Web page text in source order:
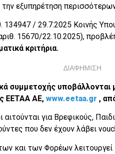
εξυπηρέτηση
134947 / 29.7.2025 Κοινής
15670/22.10.2025),
κριτήρια.
ΔΙΑΦΗΜΙΣΗ
συμμετοχής
ΕΕΤΑΑ ΑΕ, www.eetaa.gr ,
για Βρεφικούς,
που δεν έχουν λάβει
και των Φορέων